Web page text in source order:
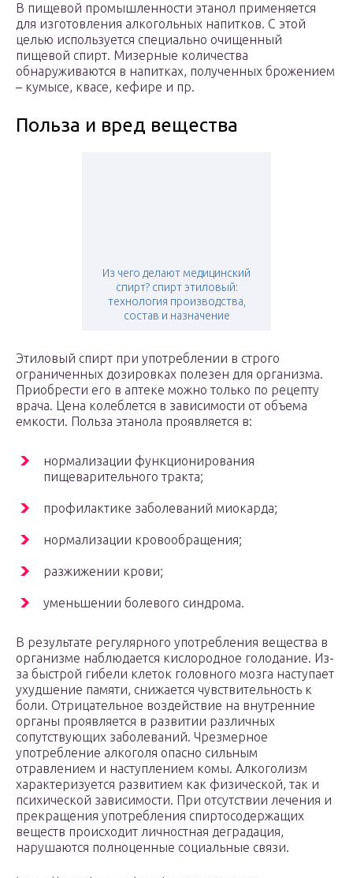
В пищевой промышленности этанол применяется
для изготовления алкогольных напитков. С этой
целью используется специально очищенный
пищевой спирт. Мизерные количества
обнаруживаются в напитках, полученных брожением
– кумысе, квасе, кефире и пр.
Польза и вред вещества
Из чего делают медицинский
спирт? спирт этиловый:
технология производства,
состав и назначение
Этиловый спирт при употреблении в строго
ограниченных дозировках полезен для организма.
Приобрести его в аптеке можно только по рецепту
врача. Цена колеблется в зависимости от объема
емкости. Польза этанола проявляется в:
нормализации функционирования
пищеварительного тракта;
профилактике заболеваний миокарда;
нормализации кровообращения;
разжижении крови;
уменьшении болевого синдрома.
В результате регулярного употребления вещества в
организме наблюдается кислородное голодание. Из-
за быстрой гибели клеток головного мозга наступает
ухудшение памяти, снижается чувствительность к
боли. Отрицательное воздействие на внутренние
органы проявляется в развитии различных
сопутствующих заболеваний. Чрезмерное
употребление алкоголя опасно сильным
отравлением и наступлением комы. Алкоголизм
характеризуется развитием как физической, так и
психической зависимости. При отсутствии лечения и
прекращения употребления спиртосодержащих
веществ происходит личностная деградация,
нарушаются полноценные социальные связи.